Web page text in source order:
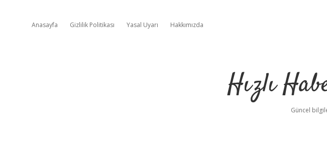
Anasayfa Gizlilik Politikası Yasal Uyarı Hakkımızda
Hızlı
Güncel